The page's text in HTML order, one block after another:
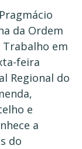
da Ordem
em
feira
Regional do
e
a
do